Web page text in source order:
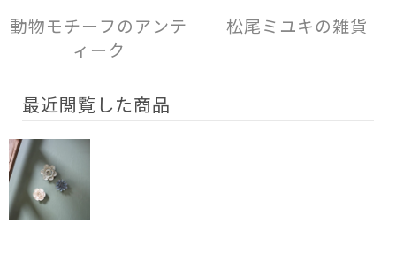
動物モチーフのアンテ
ィーク
松尾ミユキの雑貨
最近閲覧した商品